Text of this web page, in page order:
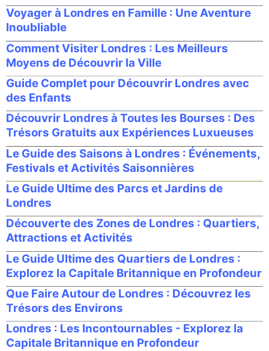
Voyager à Londres en Famille : Une Aventure
Inoubliable
Comment Visiter Londres : Les Meilleurs
Moyens de Découvrir la Ville
Guide Complet pour Découvrir Londres avec
des Enfants
Découvrir Londres à Toutes les Bourses : Des
Trésors Gratuits aux Expériences Luxueuses
Le Guide des Saisons à Londres : Événements,
Festivals et Activités Saisonnières
Le Guide Ultime des Parcs et Jardins de
Londres
Découverte des Zones de Londres : Quartiers,
Attractions et Activités
Le Guide Ultime des Quartiers de Londres :
Explorez la Capitale Britannique en Profondeur
Que Faire Autour de Londres : Découvrez les
Trésors des Environs
Londres : Les Incontournables - Explorez la
Capitale Britannique en Profondeur